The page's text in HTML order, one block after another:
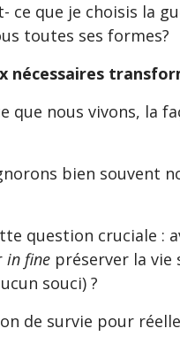
ce que je choisis la
toutes ses formes?
nous vivons, la
bien souvent
question cruciale :
in fine préserver la
souci) ?
de survie pour